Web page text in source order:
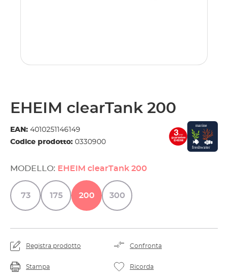
EHEIM clearTank 200
EAN: 4010251146149
Codice prodotto: 0330900
MODELLO: EHEIM clearTank 200
73 175 200 300
Registra prodotto Confronta
Stampa Ricorda